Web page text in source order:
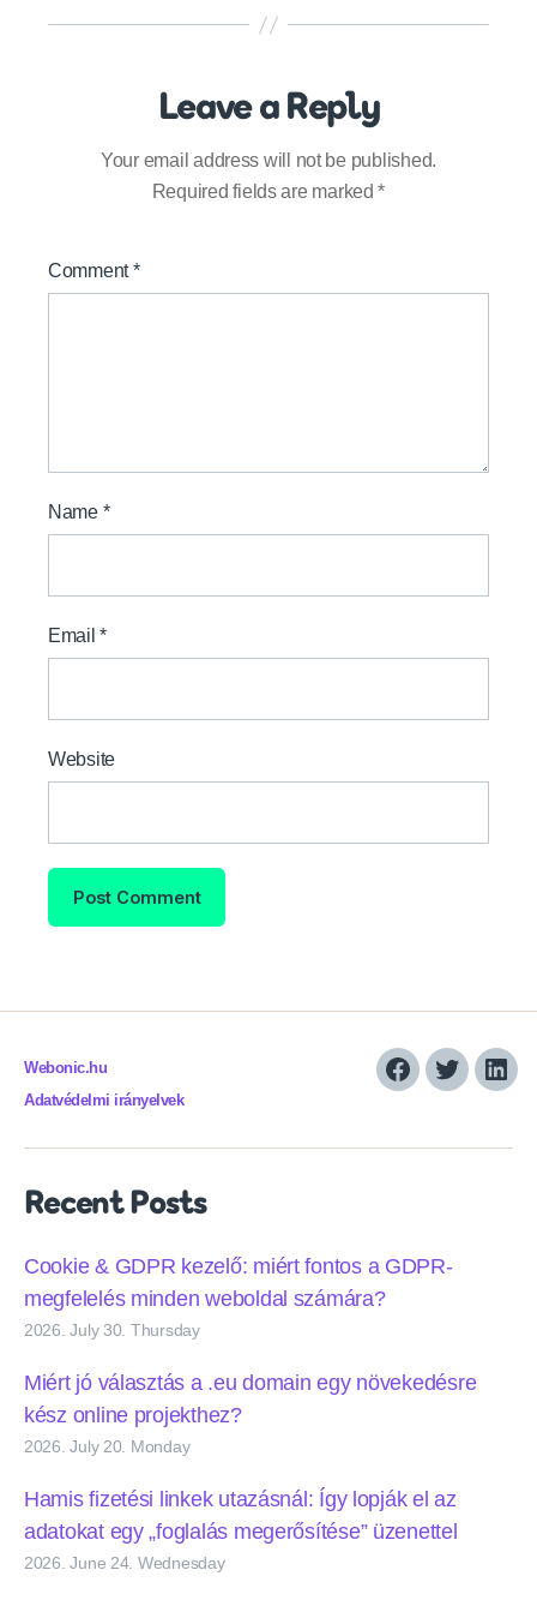
Leave a Reply
Your email address will not be published.
Required fields are marked*
Comment*
Name *
Email*
Website
Webonic.hu
Adatvédelmi irányelvek
Facebook
Twitter
Recent Posts
Cookie & GDPR kezelő: miért fontos a GDPR-
megfelelés minden weboldal számára?
2026. July 30. Thursday
Miért jó választás a .eu domain egy növekedésre
kész online projekthez?
2026. July 20. Monday
Hamis fizetési linkek utazásnál: Így lopják el az
adatokat egy „foglalás megerősítése” üzenettel
2026. June 24. Wednesday